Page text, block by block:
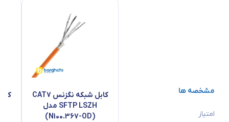
مشخصه ها
امتیاز
کابل شبکه نگزنس CAT7
SFTP LSZH مدل
(N100.367-OD)